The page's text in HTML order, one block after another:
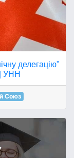
делегацію"
| УНН
Союз